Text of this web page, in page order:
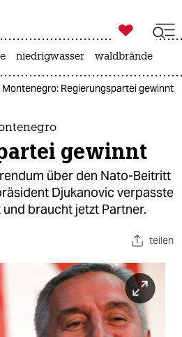
zahl ich
ich

taz zahl ich
niedrigwasser waldbrände
Regierungspartei gewinnt
gewinnt
über den Nato-Beitritt
Djukanovic verpasste
braucht jetzt Partner.
teilen